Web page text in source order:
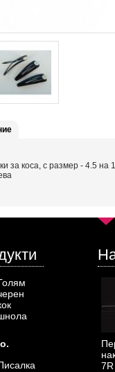
за коса, с размер - 4.5 на
7R